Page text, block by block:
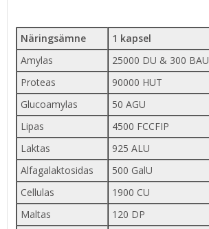
Näringsämne 1 kapsel
Amylas
25000 DU & 300 BAU
Proteas
90000 HUT
Glucoamylas
50 AGU
Lipas
4500 FCCFIP
Laktas
925 ALU
Alfagalaktosidas
500 GalU
Cellulas
1900 CU
Maltas
120 DP